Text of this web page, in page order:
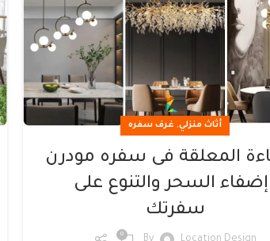
أثاث منزلي, غرف سفره
المعلقة فى سفره مودرن
السحر والتنوع على
سفرتك
0